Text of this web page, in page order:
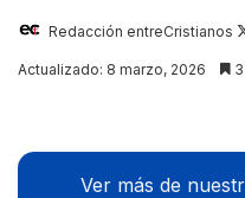
Redacción entreCristianos
Actualizado: 8 marzo, 2026
Ver más de